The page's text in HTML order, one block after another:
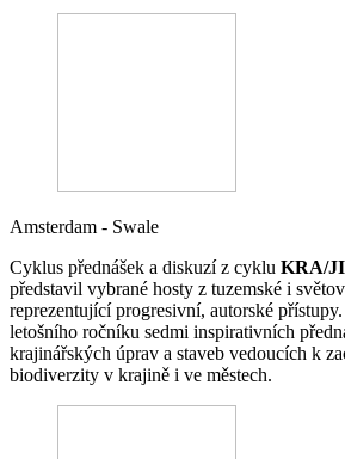
Amsterdam - Swale
Cyklus přednášek a diskuzí z cyklu KRA/
představil vybrané hosty z tuzemské i
reprezentující progresivní, autorské
letošního ročníku sedmi inspirativních
krajinářských úprav a staveb vedoucích k
biodiverzity v krajině i ve městech.